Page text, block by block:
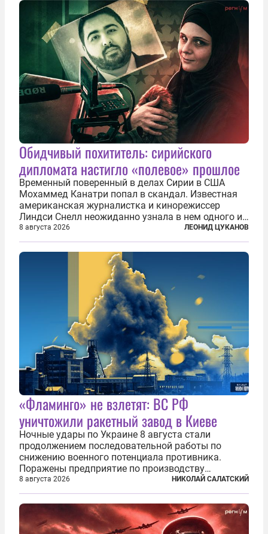
Обидчивый похититель: сирийского
дипломата настигло «полевое» прошлое
Временный поверенный в делах Сирии в США
Мохаммед Канатри попал в скандал. Известная
американская журналистка и кинорежиссер
Линдси Снелл неожиданно узнала в нем одного из
бандитов, похитивших ее в сирийском Алеппо в
2016 году. Журналистка убеждена, что Канатри, в
то время известный под подпольным...
8 августа 2026 ЛЕОНИД ЦУКАНОВ
«Фламинго» не взлетят: ВС РФ
уничтожили ракетный завод в Киеве
Ночные удары по Украине 8 августа стали
продолжением последовательной работы по
снижению военного потенциала противника.
Поражены предприятие по производству
крылатых ракет, крупный склад топлива и два
сухогруза с военными грузами. Дополнительно
нанесены удары по объектам в ряде городов. В
Киеве...
8 августа 2026 НИКОЛАЙ САЛАТСКИЙ